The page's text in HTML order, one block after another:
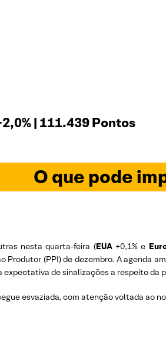
| 111.439 Pontos
O que pode
nesta quarta-feira (EUA +0,1% e
Produtor (PPI) de dezembro. A agenda
expectativa de sinalizações a respeito da
esvaziada, com atenção voltada ao